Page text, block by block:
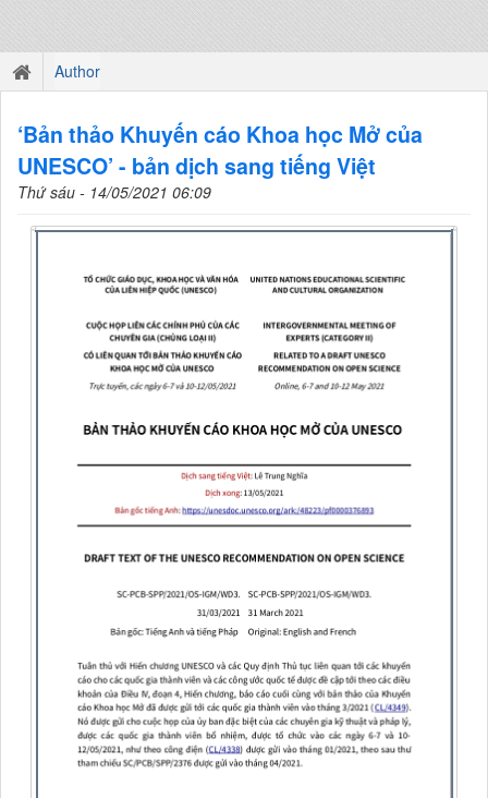
Author
‘Bản thảo Khuyến cáo Khoa học Mở của
UNESCO’ - bản dịch sang tiếng Việt
Thứ sáu - 14/05/2021 06:09